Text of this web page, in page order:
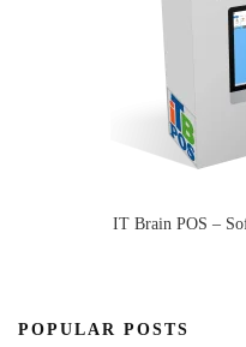
IT Brain POS –
POPULAR POSTS